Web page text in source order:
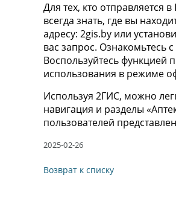
Для тех, кто
всегда знать, где вы
адресу: 2gis.by или
вас запрос. Ознакомьтесь
Воспользуйтесь функцией
использования в режиме
Используя 2ГИС, можно
навигация и разделы
пользователей
2025-02-26
Возврат к списку